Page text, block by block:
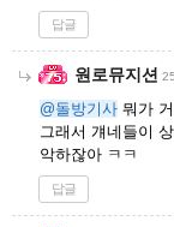
답글
원로뮤지션
@돌방기사 뭐가
그래서 걔네들이
악하잖아 ㅋㅋ
답글